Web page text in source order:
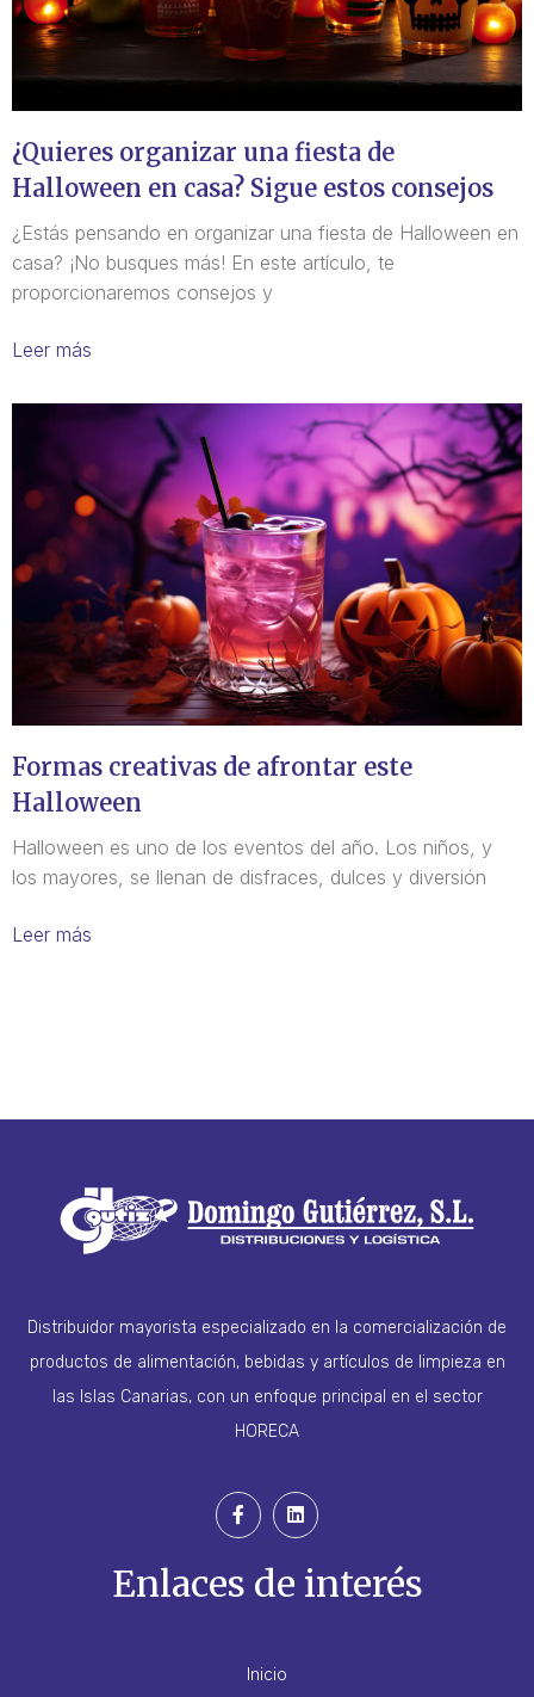
¿Quieres organizar una fiesta de
Halloween en casa? Sigue estos consejos
¿Estás pensando en organizar una fiesta de Halloween en
casa? ¡No busques más! En este artículo, te
proporcionaremos consejos y
Leer más
Formas creativas de afrontar este
Halloween
Halloween es uno de los eventos del año. Los niños, y
los mayores, se llenan de disfraces, dulces y diversión
Leer más
Distribuidor mayorista especializado en la comercialización de
productos de alimentación, bebidas y artículos de limpieza en
las Islas Canarias, con un enfoque principal en el sector
HORECA
Enlaces de interés
Inicio